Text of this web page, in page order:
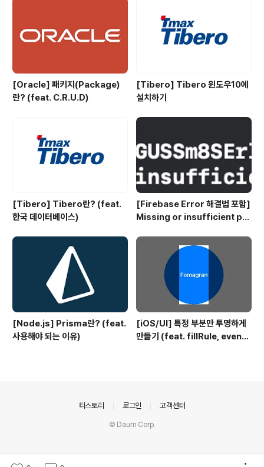
[Oracle] 패키지(Package)
란? (feat. C.R.U.D)
[Tibero] Tibero 윈도우10에
설치하기
[Tibero] Tibero란? (feat.
한국 데이터베이스)
[Firebase Error 해결법 포함]
Missing or insufficient per
[Node.js] Prisma란? (feat.
사용해야 되는 이유)
[iOS/UI] 특정 부분만 투명하게
만들기 (feat. fillRule, evenO
티스토리 로그인 고객센터
© Daum Corp.